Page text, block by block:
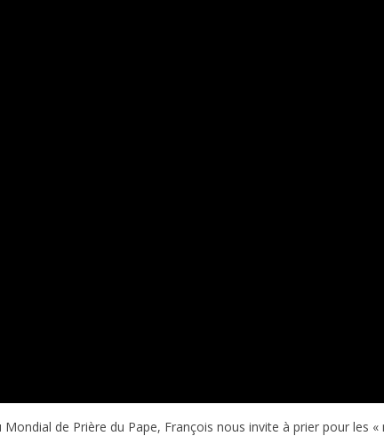
de Prière du Pape, François nous invite à prier pour les